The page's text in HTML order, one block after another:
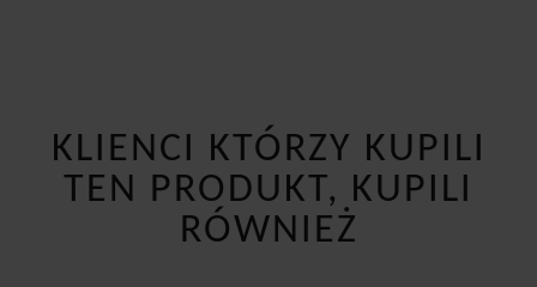
KLIENCI KTÓRZY KUPILI
TEN PRODUKT, KUPILI
RÓWNIEŻ